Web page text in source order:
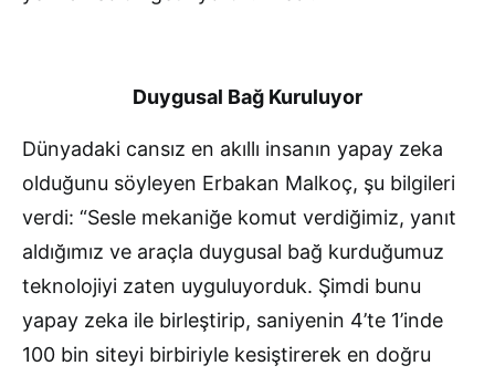
Duygusal Bağ Kuruluyor
Dünyadaki cansız en akıllı insanın yapay zeka
olduğunu söyleyen Erbakan Malkoç, şu bilgileri
verdi: “Sesle mekaniğe komut verdiğimiz, yanıt
aldığımız ve araçla duygusal bağ kurduğumuz
teknolojiyi zaten uyguluyorduk. Şimdi bunu
yapay zeka ile birleştirip, saniyenin 4’te 1’inde
100 bin siteyi birbiriyle kesiştirerek en doğru